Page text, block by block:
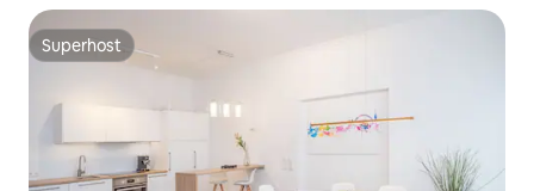
Superhost
Superhost